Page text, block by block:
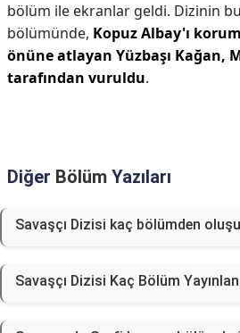
bölüm ile ekranlar geldi. Dizinin
bölümünde, Kopuz Albay'ı
önüne atlayan Yüzbaşı Kağan,
tarafından vuruldu.
Diğer Bölüm Yazıları
Savaşçı Dizisi kaç bölümden
Savaşçı Dizisi Kaç Bölüm